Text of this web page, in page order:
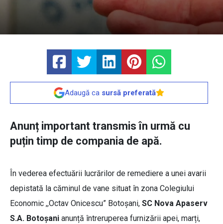
Adaugă ca sursă preferată
Anunț important transmis în urmă cu
puțin timp de compania de apă.
În vederea efectuării lucrărilor de remediere a unei avarii
depistată la căminul de vane situat în zona Colegiului
Economic ,,Octav Onicescu” Botoșani, SC Nova Apaserv
S.A. Botoşani anunță întreruperea furnizării apei, marți,